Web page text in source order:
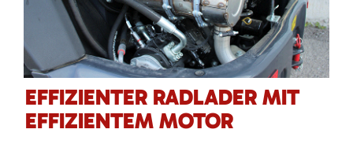
EFFIZIENTER RADLADER MIT
EFFIZIENTEM MOTOR